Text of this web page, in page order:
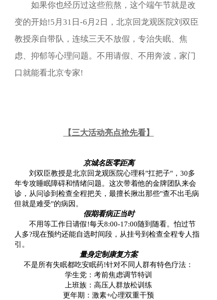
如果你也经历过这些煎熬，这个端午节就是改
变的开始!5月31日-6月2日，北京回龙观医院刘双臣
教授亲自带队，连续三天不放假，专治失眠、焦
虑、抑郁等心理问题。不用请假、不用奔波，家门
口就能看北京专家!
【三大活动亮点抢先看】
京城名医零距离
刘双臣教授是北京回龙观医院心理科"扛把子"，30多
年专攻睡眠障碍和情绪问题。这次带着他的金牌团队来会
诊，从问诊到检查全程把关，最擅长揪出那些"查不出毛病
但就是难受"的病因。
假期看病正当时
不用等工作日请假!每天8:00-17:00随到随看。怕过节
人多?现在预约还能自选时间段，从挂号到检查全程专人指
引。
量身定制康复方案
不是所有失眠都吃安眠药!针对不同人群有特色疗法：
学生党：考前焦虑调节特训
上班族：高压人群放松训练
更年期：激素+心理双重干预